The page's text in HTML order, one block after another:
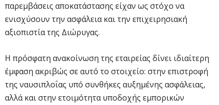
παρεμβάσεις αποκατάστασης είχαν ως στόχο να
ενισχύσουν την ασφάλεια και την επιχειρησιακή
αξιοπιστία της Διώρυγας.
Η πρόσφατη ανακοίνωση της εταιρείας δίνει ιδιαίτερη
έμφαση ακριβώς σε αυτό το στοιχείο: στην επιστροφή
της ναυσιπλοΐας υπό συνθήκες αυξημένης ασφάλειας,
αλλά και στην ετοιμότητα υποδοχής εμπορικών